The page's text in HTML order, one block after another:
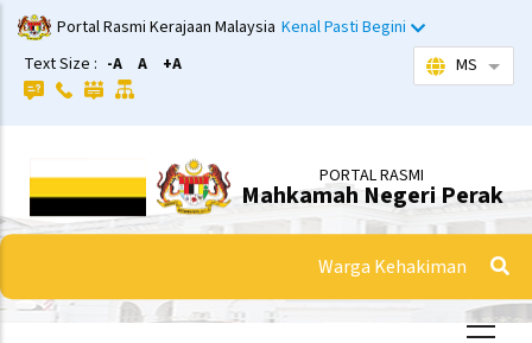
Langkau
ke
kandungan
utama
Portal Rasmi Kerajaan Malaysia Kenal Pasti Begini
Text Size : -A A +A MS
PORTAL RASMI
Mahkamah Negeri Perak
Warga Kehakiman